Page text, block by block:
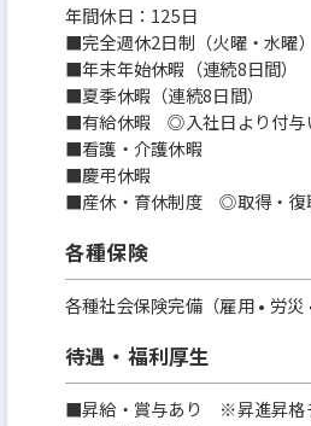
年間休日：125日
■完全週休2日制（火曜・水曜）
■年末年始休暇（連続8日間）
■夏季休暇（連続8日間）
■有給休暇 ◎入社日より付与
■看護・介護休暇
■慶弔休暇
■産休・育休制度 ◎取得・復
各種保険
各種社会保険完備（雇用 • 労災
待遇・福利厚生
■昇給・賞与あり ※昇進昇格